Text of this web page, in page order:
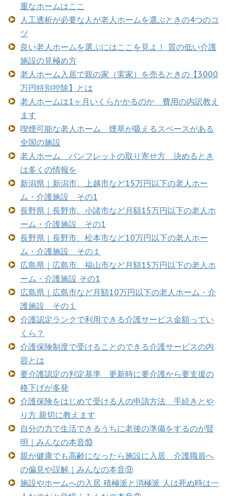
重なホームはここ
人工透析が必要な人が老人ホームを選ぶときの4つのコ
ツ
良い老人ホームを選ぶにはここを見よ！ 質の低い介護
施設の見極め方
老人ホーム入居で親の家（実家）を売るときの【3000
万円特別控除】とは
老人ホームは1ヶ月いくらかかるのか 費用の内訳教え
ます
喫煙可能な老人ホーム 煙草が吸えるスペースがある
全国の施設
老人ホーム パンフレットの取り寄せ方 決めるとき
は多くの情報を
新潟県｜新潟市、上越市など15万円以下の老人ホー
ム・介護施設 その1
長野県｜長野市、小諸市など月額15万円以下の老人ホ
ーム・介護施設 その1
長野県｜長野市、松本市など10万円以下の老人ホー
ム・介護施設 その１
広島県｜広島市、福山市など月額15万円以下の老人ホ
ーム・介護施設 その1
広島県｜広島市など月額10万円以下の老人ホーム・介
護施設 その１
介護認定ランクで利用できる介護サービス金額ってい
くら？
介護保険制度で受けることのできる介護サービスの内
容とは
要介護認定の判定基準 更新時に要介護から要支援の
格下げが多発
介護保険をはじめて受ける人の申請方法 手続きとや
り方 親切に教えます
自分の力で生活できるうちに老後の準備をするのが賢
明｜みんなの本音⑩
親が健康でも高齢になったら施設に入居 介護職員へ
の偏見や誤解｜みんなの本音⑨
施設やホームへの入居 積極派と消極派 人は死ぬ時は一